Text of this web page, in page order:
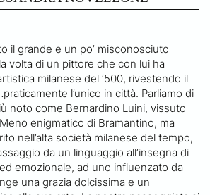
il grande e un po’ misconosciuto
volta di un pittore che con lui ha
milanese del ‘500, rivestendo il
l’unico in città. Parliamo di
noto come Bernardino Luini, vissuto
enigmatico di Bramantino, ma
nell’alta società milanese del tempo,
da un linguaggio all’insegna di
emozionale, ad uno influenzato da
una grazia dolcissima e un